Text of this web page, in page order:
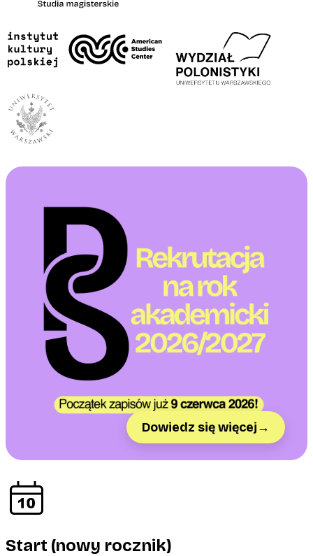
Dowiedz się więcej→
Start (nowy rocznik)